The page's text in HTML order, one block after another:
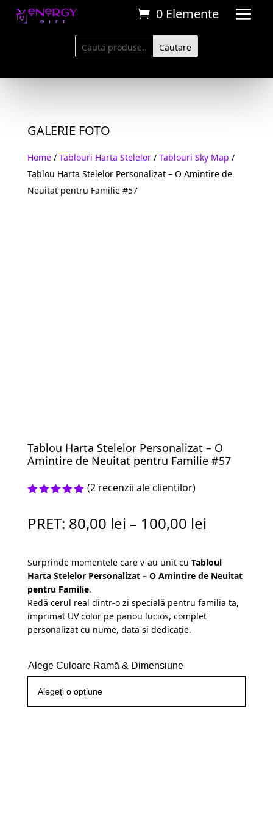
0 Elemente
GALERIE FOTO
Home/ Tablouri Harta Stelelor/ Tablouri Sky Map /
Tablou Harta Stelelor Personalizat – O Amintire de
Neuitat pentru Familie #57
Tablou Harta Stelelor Personalizat – O
Amintire de Neuitat pentru Familie #57
pe baza a
evaluări
(2 recenzii ale clientilor)
PRET: 80,00 lei – 100,00 lei
Surprinde momentele care v-au unit cu Tabloul
Harta Stelelor Personalizat – O Amintire de Neuitat
pentru Familie.
Redă cerul real dintr-o zi specială pentru familia ta,
imprimat UV color pe panou lucios, complet
personalizat cu nume, dată și dedicație.
Alege Culoare Ramă & Dimensiune